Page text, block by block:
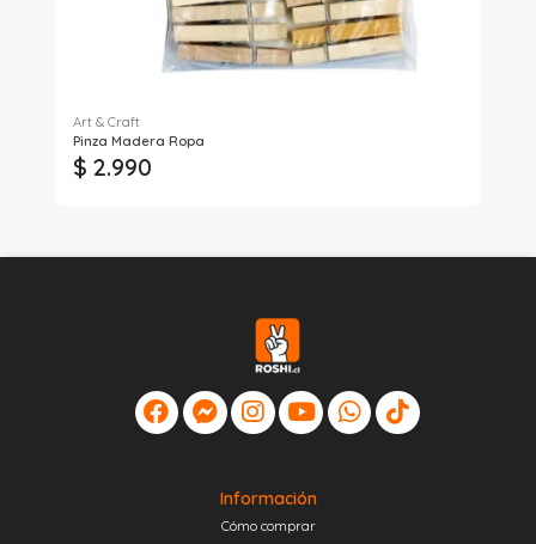
Art & Craft
Pinza Madera Ropa
$ 2.990
Información
Cómo comprar